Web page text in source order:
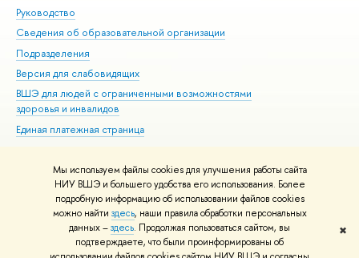
Мы используем файлы cookies для улучшения работы сайта
НИУ ВШЭ и большего удобства его использования. Более
подробную информацию об использовании файлов cookies
можно найти здесь, наши правила обработки персональных
данных –здесь. Продолжая пользоваться сайтом, вы
подтверждаете, что были проинформированы об
✖
Руководство
Сведения об образовательной организации
Подразделения
Версия для слабовидящих
ВШЭ для людей с ограниченными возможностями
здоровья и инвалидов
Единая платежная страница